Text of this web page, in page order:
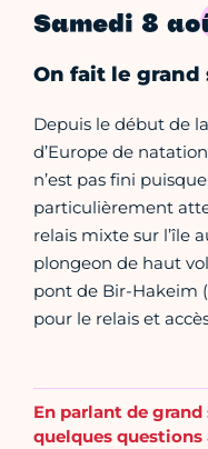
Samedi 8
On fait le grand
Depuis le début de
d’Europe de
n’est pas fini
particulièrement
relais mixte sur l’île
plongeon de haut
pont de Bir-Hakeim
pour le relais et
En parlant de grand
quelques questions